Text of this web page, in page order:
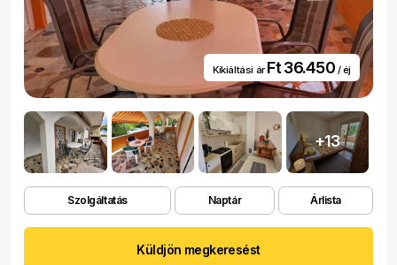
Kikiáltási ár Ft 36.450 / éj
+13
Szolgáltatás Naptár Árlista
Küldjön megkeresést